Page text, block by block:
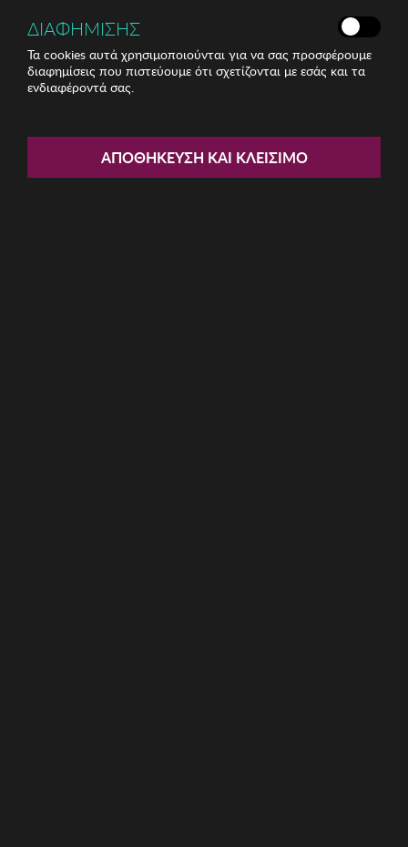
Διακοσμητικό Zsa Zsa Zsu
ΔΙΑΦΗΜΙΣΗΣ
Τα cookies αυτά χρησιμοποιούνται για να σας προσφέρουμε
διαφημίσεις που πιστεύουμε ότι σχετίζονται με εσάς και τα
ενδιαφέροντά σας.
ΑΠΟΘΉΚΕΥΣΗ ΚΑΙ ΚΛΕΊΣΙΜΟ